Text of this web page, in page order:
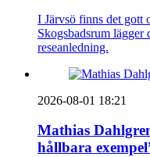
I Järvsö finns det gott
Skogsbadsrum
reseanledning.
2026-08-01 18:21
Mathias
hållbara